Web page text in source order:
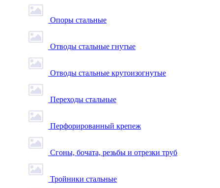
Опоры стальные
Отводы стальные гнутые
Отводы стальные крутоизогнутые
Переходы стальные
Перфорированный крепеж
Сгоны, бочата, резьбы и отрезки труб
Тройники стальные